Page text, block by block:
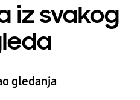
iz svakog
gledanja